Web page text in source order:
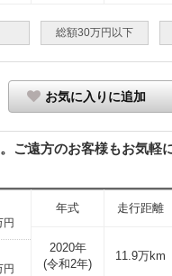
総額30万円以下
お気に入りに追加
ご遠方のお客様もお気軽
円
円
年式 走行距離
2020年
(令和2年)
11.9万km